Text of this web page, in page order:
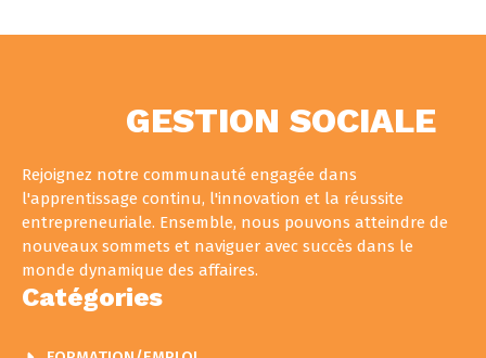
GESTION SOCIALE
Rejoignez notre communauté engagée dans
l'apprentissage continu, l'innovation et la réussite
entrepreneuriale. Ensemble, nous pouvons atteindre de
nouveaux sommets et naviguer avec succès dans le
monde dynamique des affaires.
Catégories